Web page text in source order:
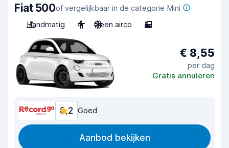
Fiat 500of vergelijkbaar in de categorie Mini
Handmatig
4 Geen airco 3
€ 8,55
per dag
Gratis annuleren
8,2 Goed
Aanbod bekijken